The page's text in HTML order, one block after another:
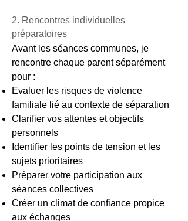
2. Rencontres individuelles
préparatoires
Avant les séances communes, je
rencontre chaque parent séparément
pour :
Evaluer les risques de violence
familiale lié au contexte de séparation
Clarifier vos attentes et objectifs
personnels
Identifier les points de tension et les
sujets prioritaires
Préparer votre participation aux
séances collectives
Créer un climat de confiance propice
aux échanges